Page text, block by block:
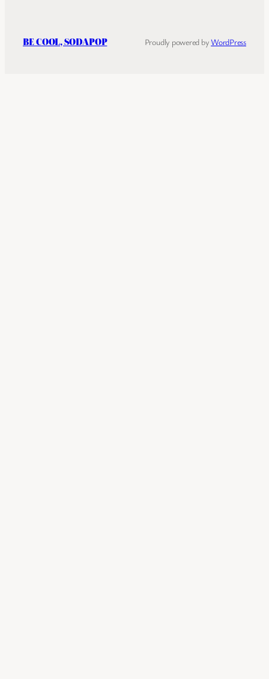
BE COOL, SODAPOP Proudly powered byWordPress